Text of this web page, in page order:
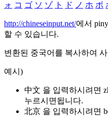
ォ コ ゴ ソ ゾ ト ド ノ ホ ボ
http://chineseinput.net/에서
할 수 있습니다.
변환된 중국어를 복사하여
예시)
中文 을 입력하시려면
누르시면됩니다.
北京 을 입력하시려면